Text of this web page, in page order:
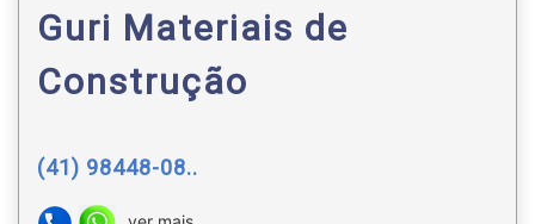
Guri Materiais de
Construção
(41) 98448-08..